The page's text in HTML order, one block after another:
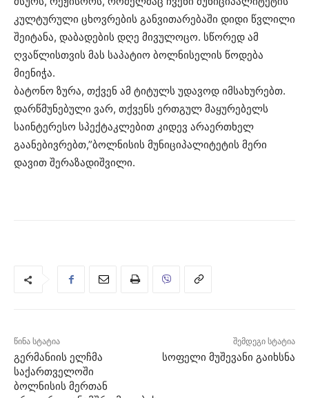
კულტურული ცხოვრების განვითარებაში დიდი წვლილი
შეიტანა, დაბადების დღე მივულოცო. სწორედ ამ
ღვაწლისთვის მას საპატიო ბოლნისელის წოდება
მიენიჭა.
ბატონო ზურა, თქვენ ამ ტიტულს უდავოდ იმსახურებთ.
დარწმუნებული ვარ, თქვენს ერთგულ მაყურებელს
საინტერესო სპექტაკლებით კიდევ არაერთხელ
გაანებივრებთ,”ბოლნისის მუნიციპალიტეტის მერი
დავით შერაზადიშვილი.
წინა სტატია
გერმანიის ელჩმა
საქართველოში
ბოლნისის მერთან
შემდეგი სტატია
სოფელი მუშევანი გაიხსნა